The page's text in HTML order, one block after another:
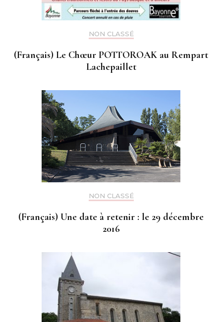
NON CLASSÉ
(Français) Le Chœur POTTOROAK au Rempart
Lachepaillet
NON CLASSÉ
(Français) Une date à retenir : le 29 décembre
2016